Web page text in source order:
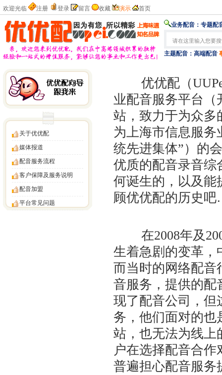
欢迎光临 注册 登录 留言 收藏 演示 首页
业务配音： 专题配
主题配音： 高端配音
关于优优配
媒体报道
配音服务流程
客户保障及服务说明
配音加盟
平台常见问题
优优配（
业配音服务平台（
站，致力于为众多
为上海市信息服务
统先进集体”）的
优质的配音录音综
何诞生的，以及能
顾优优配的历史
在2008年及
生着急剧的变革，
而当时的网络配音
音服务，提供的配
现了配音公司，但
务，他们面对的也
站，也无法为线上
户在选择配音合
普遍担心配音服务